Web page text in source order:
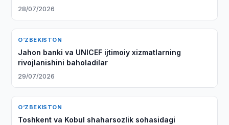
28/07/2026
O‘ZBEKISTON
Jahon banki va UNICEF ijtimoiy xizmatlarning
rivojlanishini baholadilar
29/07/2026
O‘ZBEKISTON
Toshkent va Kobul shaharsozlik sohasidagi